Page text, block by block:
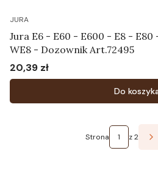
JURA
Jura E6 - E60 - E600 - E8 -
WE8 - Dozownik Art.72495
Cena
20,39 zł
Do
Strona z 2